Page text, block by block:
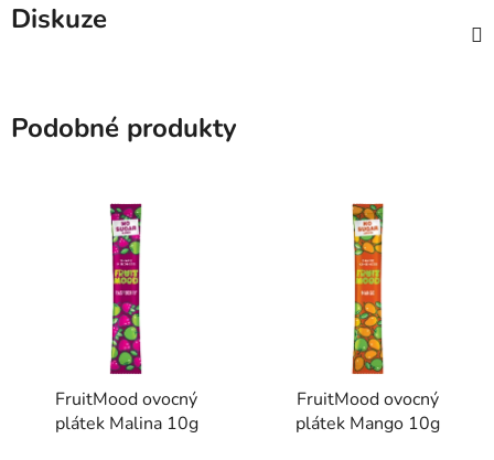
Diskuze
Podobné produkty
FruitMood ovocný
plátek Malina 10g
FruitMood ovocný
plátek Mango 10g